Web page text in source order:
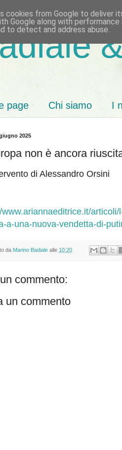
page Chi siamo I
2025
non è ancora
di Alessandro Orsini
www.ariannaeditrice.it/
a-una-nuova-vendetta-di-
da Marino Badiale alle 10:20
commento:
un commento
cookies from Google to deliver
Google along with
to detect and address abuse.